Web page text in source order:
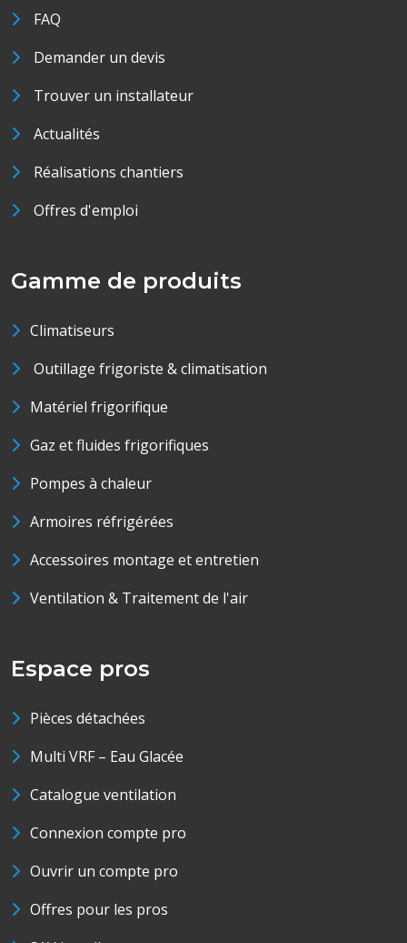
FAQ
Demander un devis
Trouver un installateur
Actualités
Réalisations chantiers
Offres d'emploi
Gamme de produits
Climatiseurs
Outillage frigoriste & climatisation
Matériel frigorifique
Gaz et fluides frigorifiques
Pompes à chaleur
Armoires réfrigérées
Accessoires montage et entretien
Ventilation & Traitement de l'air
Espace pros
Pièces détachées
Multi VRF – Eau Glacée
Catalogue ventilation
Connexion compte pro
Ouvrir un compte pro
Offres pour les pros